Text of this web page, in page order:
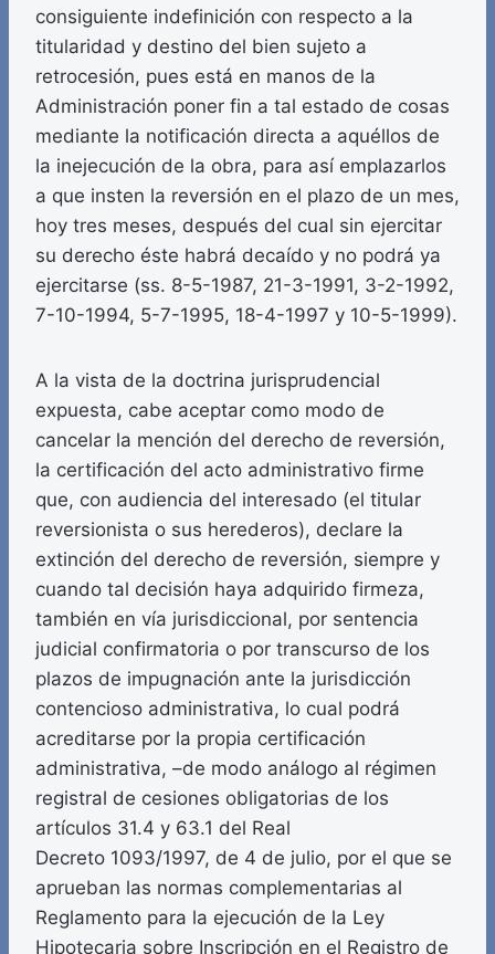
consiguiente indefinición con respecto a la
titularidad y destino del bien sujeto a
retrocesión, pues está en manos de la
Administración poner fin a tal estado de cosas
mediante la notificación directa a aquéllos de
la inejecución de la obra, para así emplazarlos
a que insten la reversión en el plazo de un mes,
hoy tres meses, después del cual sin ejercitar
su derecho éste habrá decaído y no podrá ya
ejercitarse (ss. 8-5-1987, 21-3-1991, 3-2-1992,
7-10-1994, 5-7-1995, 18-4-1997 y 10-5-1999).
A la vista de la doctrina jurisprudencial
expuesta, cabe aceptar como modo de
cancelar la mención del derecho de reversión,
la certificación del acto administrativo firme
que, con audiencia del interesado (el titular
reversionista o sus herederos), declare la
extinción del derecho de reversión, siempre y
cuando tal decisión haya adquirido firmeza,
también en vía jurisdiccional, por sentencia
judicial confirmatoria o por transcurso de los
plazos de impugnación ante la jurisdicción
contencioso administrativa, lo cual podrá
acreditarse por la propia certificación
administrativa, –de modo análogo al régimen
registral de cesiones obligatorias de los
artículos 31.4 y 63.1 del Real
Decreto 1093/1997, de 4 de julio, por el que se
aprueban las normas complementarias al
Reglamento para la ejecución de la Ley
Hipotecaria sobre Inscripción en el Registro de